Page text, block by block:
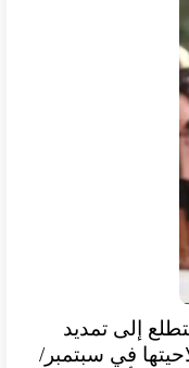
إلى تمديد
في سبتمبر/